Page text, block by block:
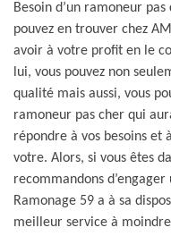
Besoin d’un ramoneur
pouvez en trouver chez
avoir à votre profit en le
lui, vous pouvez non
qualité mais aussi, vous
ramoneur pas cher qui
répondre à vos besoins et
votre. Alors, si vous êtes
recommandons
Ramonage 59 a à sa
meilleur service à